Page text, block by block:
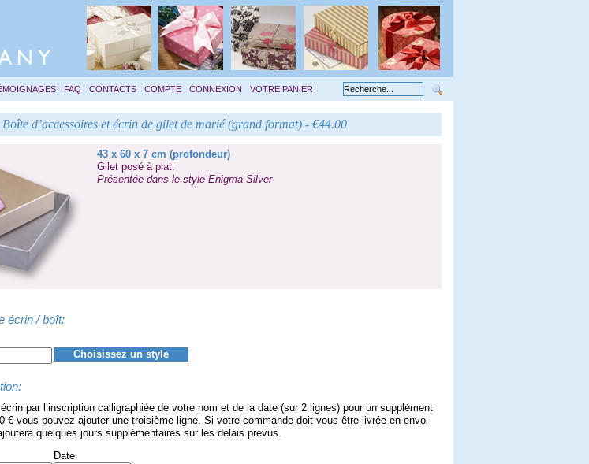
FAQ CONTACTS COMPTE CONNEXION VOTRE PANIER
d’accessoires et écrin de gilet de marié (grand format) - €44.00
43 x 60 x 7 cm (profondeur)
Gilet posé à plat.
Présentée dans le style Enigma Silver
écrin / boît:
Choisissez un style
par l’inscription calligraphiée de votre nom et de la date (sur 2 lignes) pour un supplément
€ vous pouvez ajouter une troisième ligne. Si votre commande doit vous être livrée en envoi
quelques jours supplémentaires sur les délais prévus.
Date